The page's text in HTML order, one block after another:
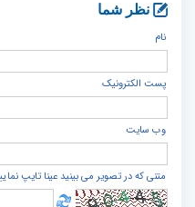
نظر شما
نام
پست الكترونيک
وب سایت
متنی که در تصویر می بینید عینا تایپ